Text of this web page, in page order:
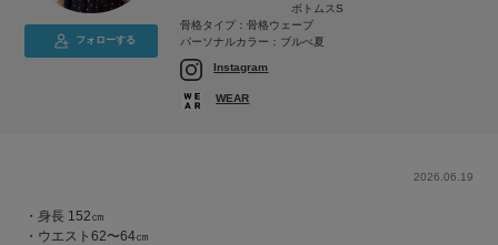
フォローする
ボトムスS
骨格タイプ：骨格ウェーブ
パーソナルカラー：ブルべ夏
Instagram
WEAR
2026.06.19
・身長 152㎝
・ウエスト62〜64㎝